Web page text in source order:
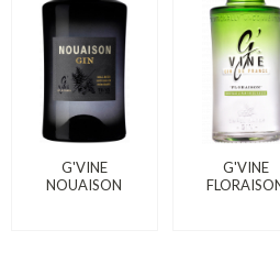
G'VINE
NOUAISON
G'VINE